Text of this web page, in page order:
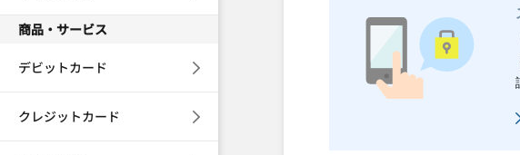
商品・サービス
デビットカード
クレジットカード